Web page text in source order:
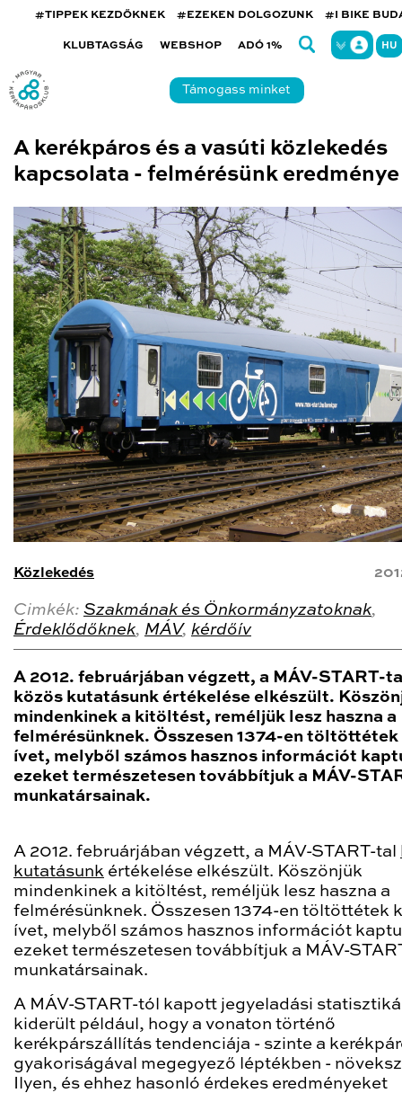
#TIPPEK KEZDŐKNEK #EZEKEN DOLGOZUNK #I BIKE
KLUBTAGSÁG WEBSHOP ADÓ 1% HU
Támogass minket
A kerékpáros és a vasúti közlekedés
kapcsolata - felmérésünk eredménye
Közlekedés
Cimkék: Szakmának és Önkormányzatoknak,
Érdeklődőknek, MÁV, kérdőív
A 2012. februárjában végzett, a MÁV-START-
közös kutatásunk értékelése elkészült.
mindenkinek a kitöltést, reméljük lesz haszna a
felmérésünknek. Összesen 1374-en töltöttétek
ívet, melyből számos hasznos információt
ezeket természetesen továbbítjuk a MÁV-
munkatársainak.
A 2012. februárjában végzett, a MÁV-START-tal
kutatásunk értékelése elkészült. Köszönjük
mindenkinek a kitöltést, reméljük lesz haszna a
felmérésünknek. Összesen 1374-en töltöttétek
ívet, melyből számos hasznos információt
ezeket természetesen továbbítjuk a MÁV-
munkatársainak.
A MÁV-START-tól kapott jegyeladási
kiderült például, hogy a vonaton történő
kerékpárszállítás tendenciája - szinte a
gyakoriságával megegyező léptékben -
Ilyen, és ehhez hasonló érdekes eredményeket